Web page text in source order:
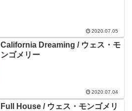
2020.07.05
California Dreaming / ウェス・モ
ンゴメリー
2020.07.04
Full House / ウェス・モンゴメリ